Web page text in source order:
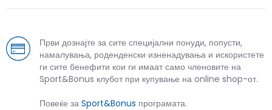
Први дознајте за сите специјални понуди, попусти,
намалувања, роденденски изненадувања и искористете
ги сите бенефити кои ги имаат само членовите на
Sport&Bonus клубот при купување на online shop-от.
Повеќе за Sport&Bonus програмата.